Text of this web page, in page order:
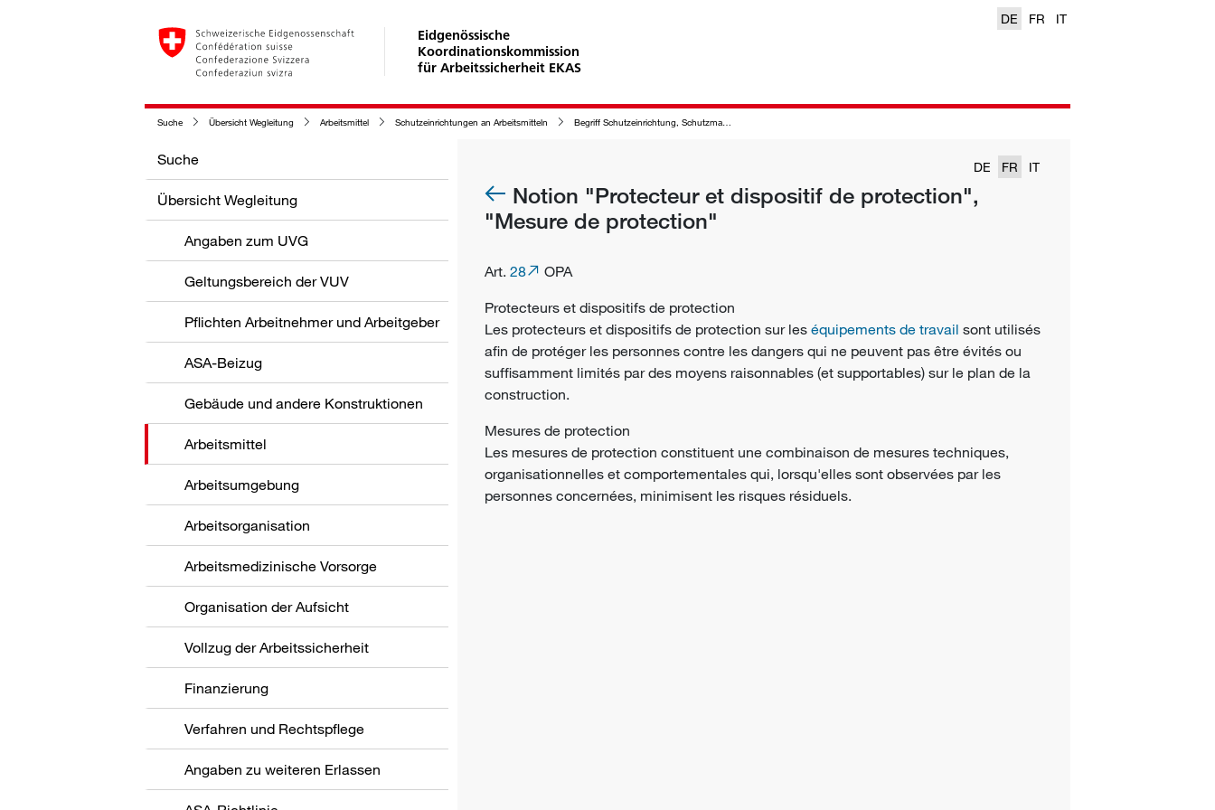
Eidgenössische
Koordinationskommission
für Arbeitssicherheit EKAS
DE FR IT
Suche Übersicht Wegleitung Arbeitsmittel Schutzeinrichtungen an Arbeitsmitteln Begriff Schutzeinrichtung, Schutzmassnahme
Suche
Übersicht Wegleitung
Angaben zum UVG
Geltungsbereich der VUV
Pflichten Arbeitnehmer und Arbeitgeber
ASA-Beizug
Gebäude und andere Konstruktionen
Arbeitsmittel
Arbeitsumgebung
Arbeitsorganisation
Arbeitsmedizinische Vorsorge
Organisation der Aufsicht
Vollzug der Arbeitssicherheit
Finanzierung
Verfahren und Rechtspflege
Angaben zu weiteren Erlassen
DE FR IT
Notion "Protecteur et dispositif de protection",
"Mesure de protection"
Art. 28
OPA
Protecteurs et dispositifs de protection
Les protecteurs et dispositifs de protection sur les équipements de travail sont utilisés
afin de protéger les personnes contre les dangers qui ne peuvent pas être évités ou
suffisamment limités par des moyens raisonnables (et supportables) sur le plan de la
construction.
Mesures de protection
Les mesures de protection constituent une combinaison de mesures techniques,
organisationnelles et comportementales qui, lorsqu'elles sont observées par les
personnes concernées, minimisent les risques résiduels.